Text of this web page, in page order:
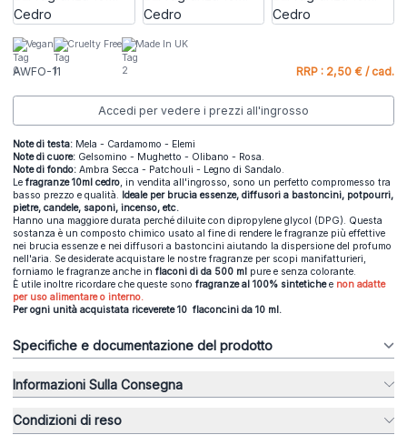
Vegan Cruelty Free Made In UK
AWFO-11 RRP : 2,50 € / cad.
Accedi per vedere i prezzi all'ingrosso
Note di testa: Mela - Cardamomo - Elemi
Note di cuore: Gelsomino - Mughetto - Olibano - Rosa.
Note di fondo: Ambra Secca - Patchouli - Legno di Sandalo.
Le fragranze 10ml cedro , in vendita all'ingrosso,
sono un perfetto compromesso tra
basso prezzo e qualità. Ideale per brucia essenze, diffusori a bastoncini, potpourri,
pietre, candele, saponi, incenso, etc.
Hanno una maggiore durata perché diluite con dipropylene glycol (DPG). Questa
sostanza è un composto chimico usato al fine di rendere le fragranze più effettive
nei brucia essenze e nei diffusori a bastoncini aiutando la dispersione del profumo
nell'aria. Se desiderate acquistare le nostre fragranze per scopi manifatturieri,
forniamo le fragranze anche in flaconi di da 500 ml pure e senza colorante.
È utile inoltre ricordare che queste sono fragranze al 100% sintetichee non adatte
per uso alimentare o interno.
Per ogni unità acquistata riceverete 10 flaconcini da 10 ml.
Specifiche e documentazione del prodotto
Informazioni Sulla Consegna
Condizioni di reso